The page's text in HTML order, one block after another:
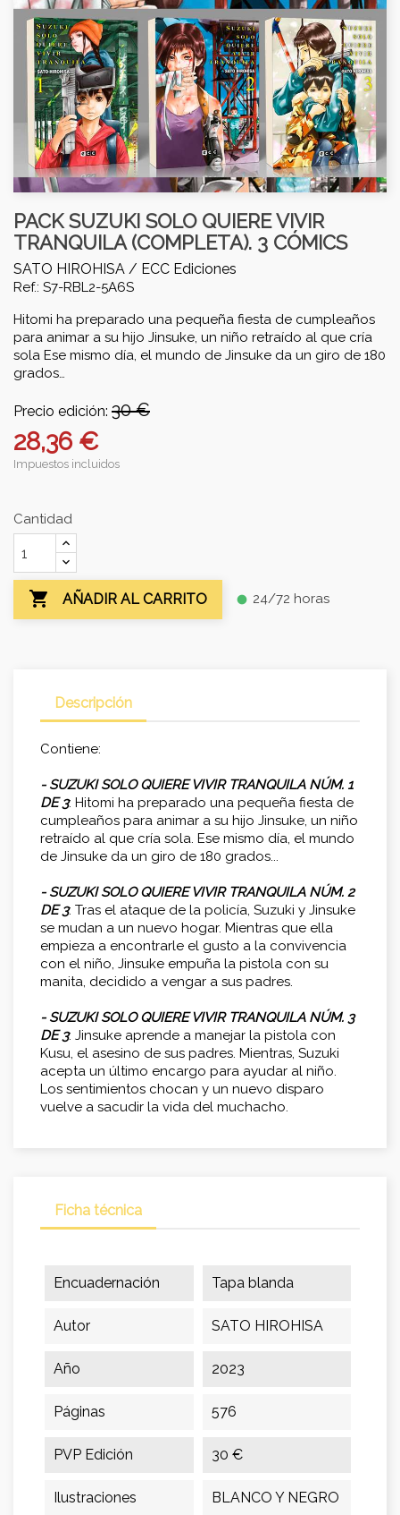
PACK SUZUKI SOLO QUIERE VIVIR
TRANQUILA (COMPLETA). 3 CÓMICS
SATO HIROHISA / ECC Ediciones
Ref.: S7-RBL2-5A6S
Hitomi ha preparado una pequeña fiesta de cumpleaños
para animar a su hijo Jinsuke, un niño retraído al que cría
sola Ese mismo día, el mundo de Jinsuke da un giro de 180
grados…
Precio edición: 30 €
28,36 €
Impuestos incluidos
Cantidad
 AÑADIR AL CARRITO fiber_manual_record 24/72 horas
Descripción
Contiene:
- SUZUKI SOLO QUIERE VIVIR TRANQUILA NÚM. 1
DE 3: Hitomi ha preparado una pequeña fiesta de
cumpleaños para animar a su hijo Jinsuke, un niño
retraído al que cría sola. Ese mismo día, el mundo
de Jinsuke da un giro de 180 grados...
- SUZUKI SOLO QUIERE VIVIR TRANQUILA NÚM. 2
DE 3: Tras el ataque de la policía, Suzuki y Jinsuke
se mudan a un nuevo hogar. Mientras que ella
empieza a encontrarle el gusto a la convivencia
con el niño, Jinsuke empuña la pistola con su
manita, decidido a vengar a sus padres.
- SUZUKI SOLO QUIERE VIVIR TRANQUILA NÚM. 3
DE 3: Jinsuke aprende a manejar la pistola con
Kusu, el asesino de sus padres. Mientras, Suzuki
acepta un último encargo para ayudar al niño.
Los sentimientos chocan y un nuevo disparo
vuelve a sacudir la vida del muchacho.
Ficha técnica
Encuadernación Tapa blanda
Autor SATO HIROHISA
Año 2023
Páginas 576
PVP Edición 30 €
Ilustraciones BLANCO Y NEGRO